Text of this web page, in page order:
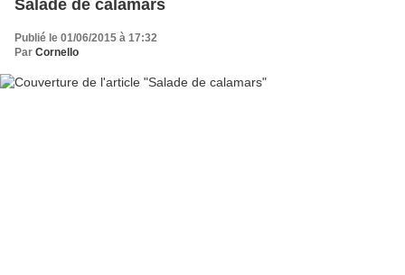
Salade de calamars
Publié le 01/06/2015 à 17:32
Par Cornello